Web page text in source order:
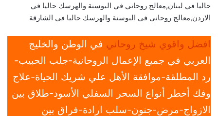
حاليا في لبنان,معالج روحاني في البوسنة والهرسك حاليا في
الاردن,معالج روحاني في البوسنة والهرسك حاليا في الشارقة
افضل واقوي شيخ روحاني في الوطن والخليج
العربي في جميع الإعمال الروحانية-جلب الحبيب-
رد المطلقة-موافقة الأهل علي شريك الحياة-علاج
وفك أخطر أنواع السحر السفلي الأسود-طلاق بين
الازواج-مرض-جنون-سلب ارادة-فراق بين